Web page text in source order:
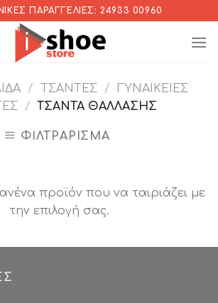
ΠΑΡΑΓΓΕΛΊΕΣ: 24933 00960
/ ΤΣΆΝΤΕΣ /
ΓΥΝΑΙΚΕΊΕΣ
/ ΤΣΆΝΤΑ ΘΑΛΛΆΣΗΣ
ΦΙΛΤΡΆΡΙΣΜΑ
προϊόν που να ταιριάζει με
την επιλογή σας.